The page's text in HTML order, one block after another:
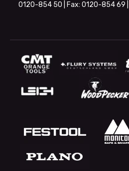
0120-854 50 | Fax: 0120-854 69